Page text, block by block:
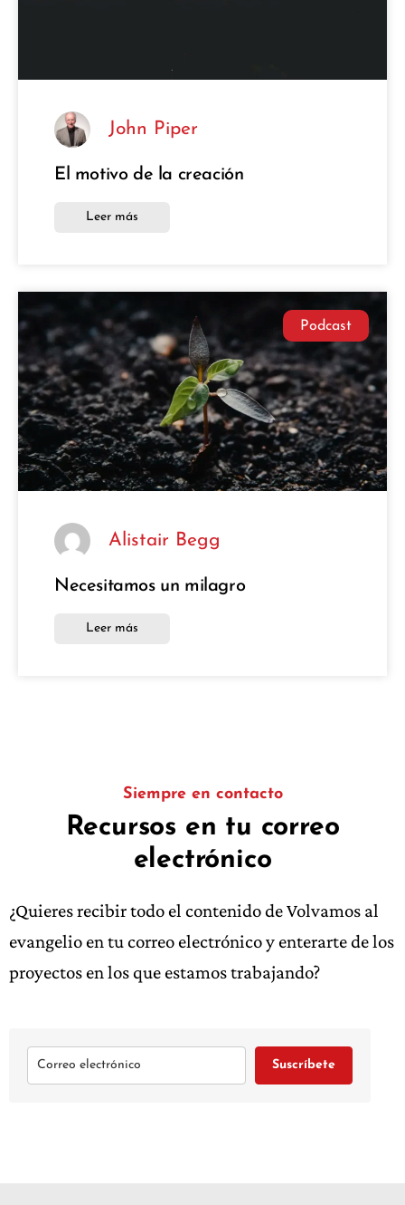
John Piper
El motivo de la creación
Leer más
Podcast
Alistair Begg
Necesitamos un milagro
Leer más
Siempre en contacto
Recursos en tu correo
electrónico
¿Quieres recibir todo el contenido de Volvamos al
evangelio en tu correo electrónico y enterarte de los
proyectos en los que estamos trabajando?
Suscríbete